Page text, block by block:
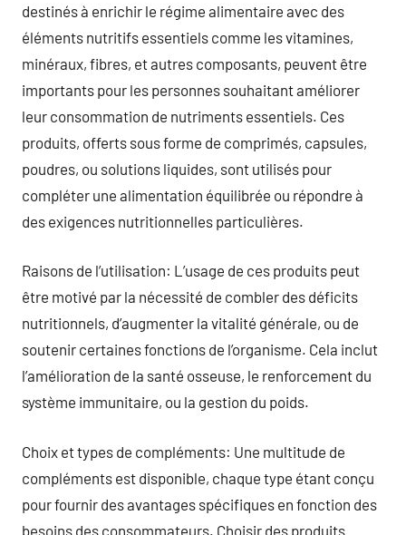
destinés à enrichir le régime alimentaire avec des
éléments nutritifs essentiels comme les vitamines,
minéraux, fibres, et autres composants, peuvent être
importants pour les personnes souhaitant améliorer
leur consommation de nutriments essentiels. Ces
produits, offerts sous forme de comprimés, capsules,
poudres, ou solutions liquides, sont utilisés pour
compléter une alimentation équilibrée ou répondre à
des exigences nutritionnelles particulières.
Raisons de l’utilisation: L’usage de ces produits peut
être motivé par la nécessité de combler des déficits
nutritionnels, d’augmenter la vitalité générale, ou de
soutenir certaines fonctions de l’organisme. Cela inclut
l’amélioration de la santé osseuse, le renforcement du
système immunitaire, ou la gestion du poids.
Choix et types de compléments: Une multitude de
compléments est disponible, chaque type étant conçu
pour fournir des avantages spécifiques en fonction des
besoins des consommateurs. Choisir des produits